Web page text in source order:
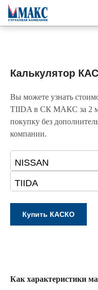
Калькулятор
Вы можете узнать
TIIDA в СК МАКС за 2
покупку без
компании.
Как характеристики